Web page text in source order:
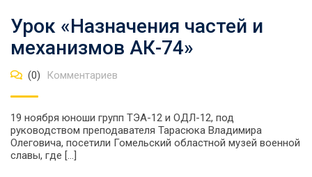
Урок «Назначения частей и
механизмов АК-74»
(0) Комментариев
19 ноября юноши групп ТЭА-12 и ОДЛ-12, под
руководством преподавателя Тарасюка Владимира
Олеговича, посетили Гомельский областной музей военной
славы, где […]